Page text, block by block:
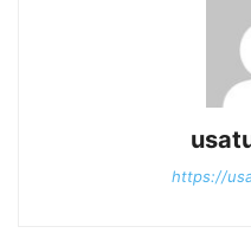
https://